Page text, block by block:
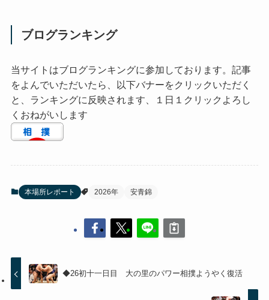
ブログランキング
当サイトはブログランキングに参加しております。記事
をよんでいただいたら、以下バナーをクリックいただく
と、ランキングに反映されます、１日１クリックよろし
くおねがいします
本場所レポート 2026年 安青錦
◆26初十一日目 大の里のパワー相撲ようやく復活